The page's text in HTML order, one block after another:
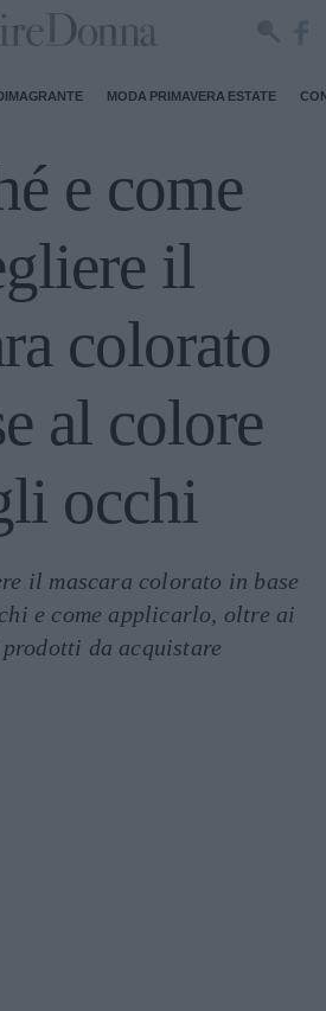
MODA PRIMAVERA ESTATE
e come
il
colorato
al colore
occhi
il mascara colorato in base
e come applicarlo, oltre ai
da acquistare